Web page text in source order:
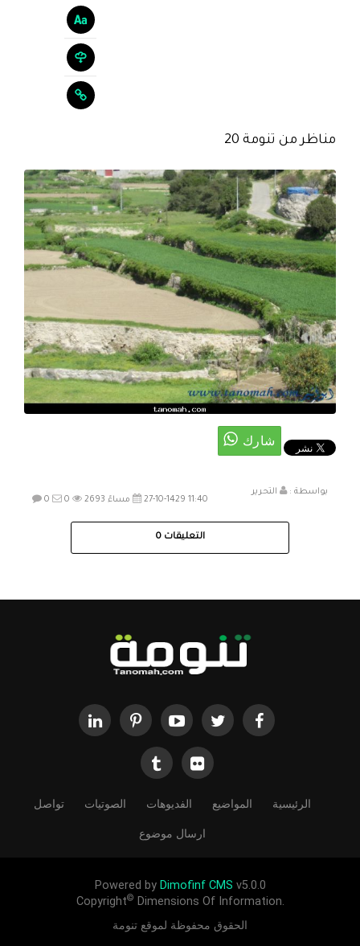
مناظر من تنومة 20
بواسطة :
التحرير
27-10-1429 11:40 مساءً
0 0 2693
التعليقات 0
الرئيسية المواضيع الفديوهات الصوتيات تواصل
ارسال موضوع
Powered by Dimofinf CMS v5.0.0
Copyright© Dimensions Of Information.
الحقوق محفوظة لموقع تنومة